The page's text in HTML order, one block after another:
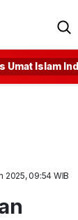
Umat Islam
2025, 09:54 WIB